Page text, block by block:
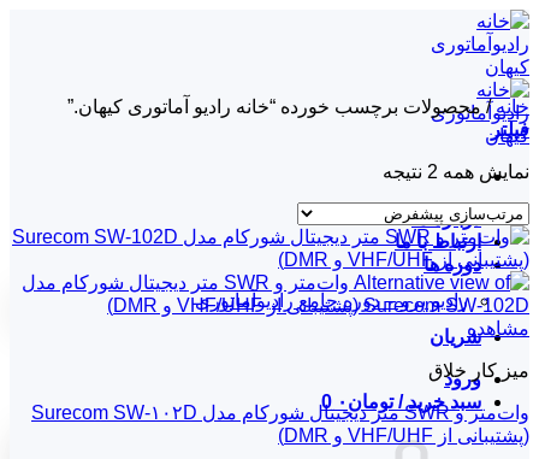
Skip
to
content
درباره ما
ارتباط با ما
دوره ها
رادیو پرو – دوره جامع رادیوآماتوری
شریان
ورود
سبد خرید /تومان ۰ 0
خانه / محصولات برچسب خورده “خانه رادیو آماتوری کیهان.”
فیلتر
نمایش همه 2 نتیجه
مشاهده
میز کار خلاق
وات‌متر و SWR متر دیجیتال شورکام مدل Surecom SW-۱۰۲D
(پشتیبانی از VHF/UHF و DMR)